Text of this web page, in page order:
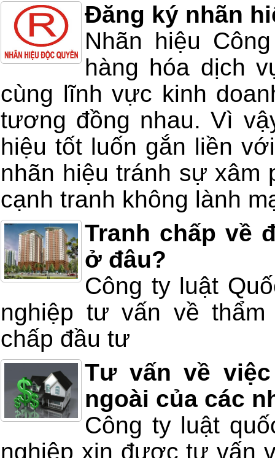
Đăng ký nhãn
Nhãn hiệu
hàng hóa dịch
cùng lĩnh vực kinh
tương đồng nhau. Vì
hiệu tốt luốn gắn liền
nhãn hiệu tránh sự xâm
cạnh tranh không lành
Tranh chấp về
ở đâu?
Công ty luật
nghiệp tư vấn về
chấp đầu tư
Tư vấn về
ngoài của các
Công ty luật
nghiệp xin được tư vấn